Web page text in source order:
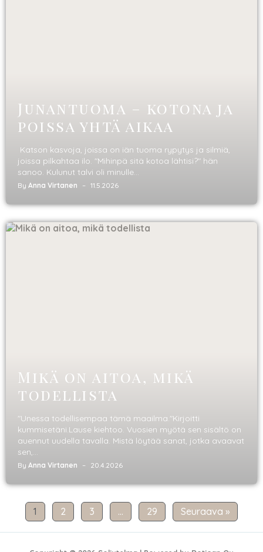
Junantuoma – kotona ja
poissa yhtä aikaa
Katson kasvoja, joissa on iän tuoma rypytys ja silmiä,
joissa pilkahtaa ilo. "Mihinpä sitä kotoa lähtisi?" hän
sanoo. Kulunut talvi oli minulle...
By Anna Virtanen 11.5.2026
Mikä on aitoa, mikä
todellista
"Unessa todellisempaa tämä maailma."Kirjoitti
kummisetäni.Lause kiehtoo. Vuosien myötä sen sisältö on
auennut uudella tavalla. Mistä löytää sanat, jotka avaavat
sen,...
By Anna Virtanen 20.4.2026
1 2 3 … 29 Seuraava »